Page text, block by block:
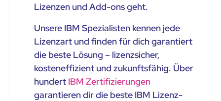
Lizenzen und Add-ons geht.
Unsere IBM Spezialisten kennen jede
Lizenzart und finden für dich garantiert
die beste Lösung – lizenzsicher,
kosteneffizient und zukunftsfähig. Über
hundert IBM Zertifizierungen
garantieren dir die beste IBM Lizenz-